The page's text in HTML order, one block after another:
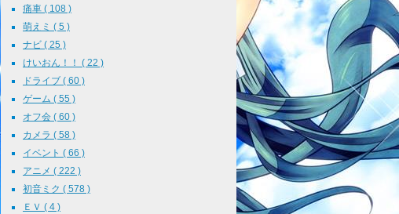
痛車 ( 108 )
萌えミ ( 5 )
ナビ ( 25 )
けいおん！！ ( 22 )
ドライブ ( 60 )
ゲーム ( 55 )
オフ会 ( 60 )
カメラ ( 58 )
イベント ( 66 )
アニメ ( 222 )
初音ミク ( 578 )
ＥＶ ( 4 )